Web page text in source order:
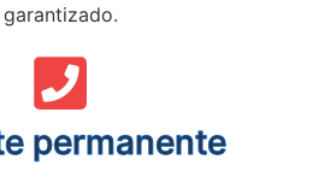
garantizado.
permanente